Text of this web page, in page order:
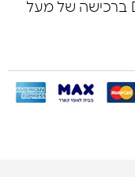
משלוח חינם באמצעות לוקר DONE ברכישה של מעל